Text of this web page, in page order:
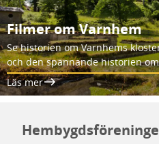
Filmer om Varnhem
Se historien om Varnhems
och den spännande historien
Läs mer